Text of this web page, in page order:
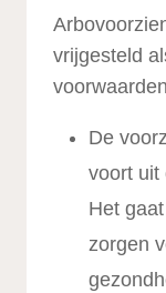
vrijgesteld
De
voort uit
Het
zorgen